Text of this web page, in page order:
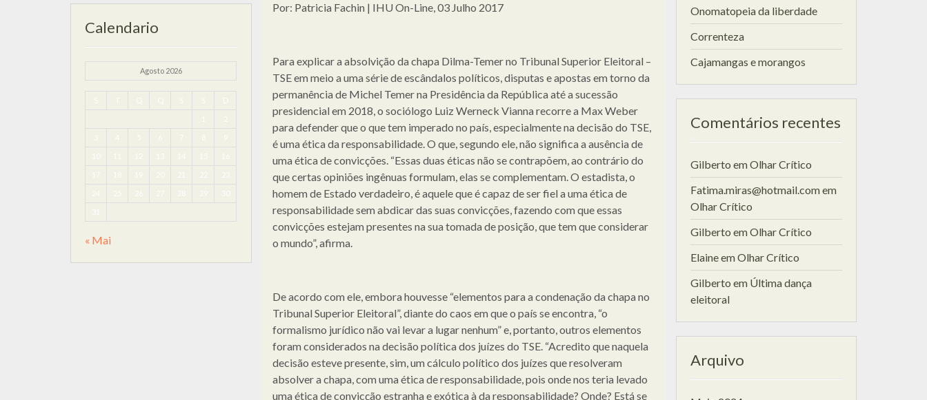
Por: Patricia Fachin | IHU On-Line, 03 Julho 2017
Para explicar a absolvição da chapa Dilma-Temer no Tribunal Superior Eleitoral –
TSE em meio a uma série de escândalos políticos, disputas e apostas em torno da
permanência de Michel Temer na Presidência da República até a sucessão
presidencial em 2018, o sociólogo Luiz Werneck Vianna recorre a Max Weber
para defender que o que tem imperado no país, especialmente na decisão do TSE,
é uma ética da responsabilidade. O que, segundo ele, não significa a ausência de
uma ética de convicções. “Essas duas éticas não se contrapõem, ao contrário do
que certas opiniões ingênuas formulam, elas se complementam. O estadista, o
homem de Estado verdadeiro, é aquele que é capaz de ser fiel a uma ética de
responsabilidade sem abdicar das suas convicções, fazendo com que essas
convicções estejam presentes na sua tomada de posição, que tem que considerar
o mundo”, afirma.
De acordo com ele, embora houvesse “elementos para a condenação da chapa no
Tribunal Superior Eleitoral”, diante do caos em que o país se encontra, “o
formalismo jurídico não vai levar a lugar nenhum” e, portanto, outros elementos
foram considerados na decisão política dos juízes do TSE. “Acredito que naquela
decisão esteve presente, sim, um cálculo político dos juízes que resolveram
absolver a chapa, com uma ética de responsabilidade, pois onde nos teria levado
uma ética de convicção estranha e exótica à da responsabilidade? Onde? Está se
Onomatopeia da liberdade
Correnteza
Cajamangas e morangos
Comentários recentes
Gilberto emOlhar Crítico
Fatima.miras@hotmail.comem
Olhar Crítico
Gilberto emOlhar Crítico
ElaineemOlhar Crítico
Gilberto em Última dança
eleitoral
Arquivo
Calendario
Agosto 2026
S T Q Q S S D
1
3 4 5 6 7 8 9
10 11 12 13 14 15 16
17 18 19 20 21 23
24 25 26 27 28 29 30
31
« Mai